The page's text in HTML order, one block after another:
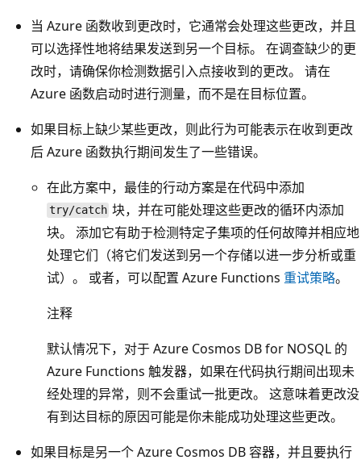
当 Azure 函数收到更改时，它通常会处理这些更改，并且
可以选择性地将结果发送到另一个目标。 在调查缺少的更
改时，请确保你检测数据引入点接收到的更改。 请在
Azure 函数启动时进行测量，而不是在目标位置。
如果目标上缺少某些更改，则此行为可能表示在收到更改
后 Azure 函数执行期间发生了一些错误。
在此方案中，最佳的行动方案是在代码中添加
try/catch 块，并在可能处理这些更改的循环内添加
块。 添加它有助于检测特定子集项的任何故障并相应地
处理它们（将它们发送到另一个存储以进一步分析或重
试）。 或者，可以配置 Azure Functions 重试策略。
注释
默认情况下，对于 Azure Cosmos DB for NOSQL 的
Azure Functions 触发器，如果在代码执行期间出现未
经处理的异常，则不会重试一批更改。 这意味着更改没
有到达目标的原因可能是你未能成功处理这些更改。
如果目标是另一个 Azure Cosmos DB 容器，并且要执行